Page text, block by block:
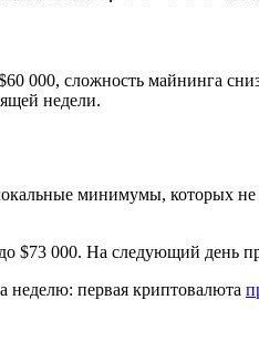
000, сложность майнинга
недели.
минимумы, которых
$73 000. На следующий день
неделю: первая криптовалюта